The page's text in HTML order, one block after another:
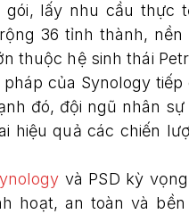
lấy nhu cầu thực
36 tỉnh thành,
thuộc hệ sinh thái
pháp của Synology
đó, đội ngũ nhân
hiệu quả các chiến
và PSD kỳ
hoạt, an toàn và